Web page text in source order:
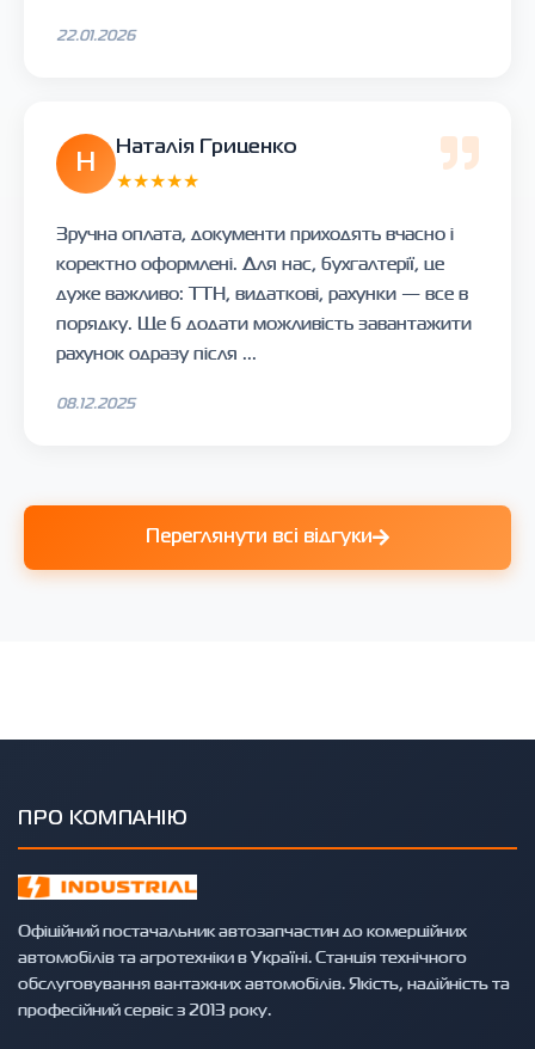
22.01.2026
Н
Наталія Гриценко
★★★★★
Зручна оплата, документи приходять вчасно і
коректно оформлені. Для нас, бухгалтерії, це
дуже важливо: ТТН, видаткові, рахунки — все в
порядку. Ще б додати можливість завантажити
рахунок одразу після ...
08.12.2025
Переглянути всі відгуки
ПРО КОМПАНІЮ
Офіційний постачальник автозапчастин до комерційних
автомобілів та агротехніки в Україні. Станція технічного
обслуговування вантажних автомобілів. Якість, надійність та
професійний сервіс з 2013 року.